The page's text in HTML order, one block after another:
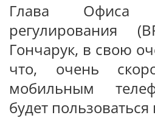
Глава Офиса
регулирования
Гончарук, в свою
что, очень
мобильным
будет